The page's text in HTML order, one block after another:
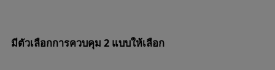
มีตัวเลือกการควบคุม 2 แบบให้เลือก